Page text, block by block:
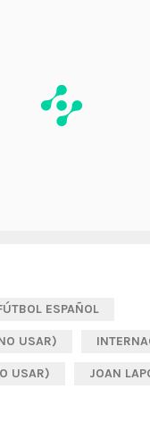
ESPAÑOL
USAR)
USAR) JOAN